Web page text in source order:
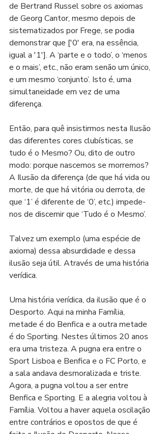
de Bertrand Russel sobre os axiomas
de Georg Cantor, mesmo depois de
sistematizados por Frege, se podia
demonstrar que ['0' era, na essência,
igual a '1']. A ‘parte e o todo’, o ‘menos
e o mais’, etc., não eram senão um único,
e um mesmo ‘conjunto’. Isto é, uma
simultaneidade em vez de uma
diferença.
Então, para quê insistirmos nesta Ilusão
das diferentes cores clubísticas, se
tudo é o Mesmo? Ou, dito de outro
modo: porque nascemos se morremos?
A Ilusão da diferença (de que há vida ou
morte, de que há vitória ou derrota, de
que ‘1’ é diferente de ‘0’, etc.) impede-
nos de discernir que ‘Tudo é o Mesmo’.
Talvez um exemplo (uma espécie de
axioma) dessa absurdidade e dessa
ilusão seja útil. Através de uma história
verídica.
Uma história verídica, da ilusão que é o
Desporto. Aqui na minha Família,
metade é do Benfica e a outra metade
é do Sporting. Nestes últimos 20 anos
era uma tristeza. A pugna era entre o
Sport Lisboa e Benfica e o FC Porto, e
a sala andava desmoralizada e triste.
Agora, a pugna voltou a ser entre
Benfica e Sporting. E a alegria voltou à
Família. Voltou a haver aquela oscilação
entre contrários e opostos de que é